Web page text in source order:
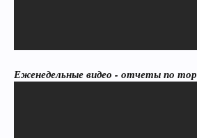
Еженедельные видео - отчеты по